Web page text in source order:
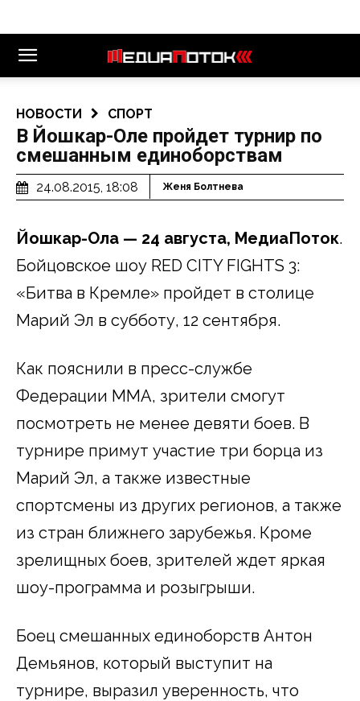
НОВОСТИ СПОРТ
В Йошкар-Оле пройдет турнир по
смешанным единоборствам
24.08.2015, 18:08 Женя Болтнева
Йошкар-Ола — 24 августа, МедиаПоток.
Бойцовское шоу RED CITY FIGHTS 3:
«Битва в Кремле» пройдет в столице
Марий Эл в субботу, 12 сентября.
Как пояснили в пресс-службе
Федерации ММА, зрители смогут
посмотреть не менее девяти боев. В
турнире примут участие три борца из
Марий Эл, а также известные
спортсмены из других регионов, а также
из стран ближнего зарубежья. Кроме
зрелищных боев, зрителей ждет яркая
шоу-программа и розыгрыши.
Боец смешанных единоборств Антон
Демьянов, который выступит на
турнире, выразил уверенность, что